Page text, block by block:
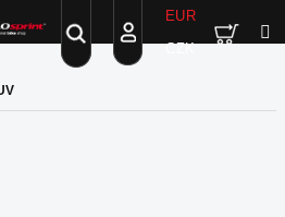
Hľadať
Prihlásenie
EUR
CZK